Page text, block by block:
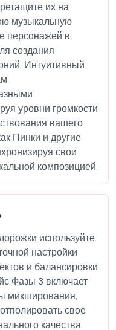
их на
музыкальную
персонажей в
создания
Интуитивный
уровни громкости
вашего
Пинки и другие
свои
композицией.
используйте
настройки
и балансировки
Фазы 3 включает
микширования,
свое
качества.